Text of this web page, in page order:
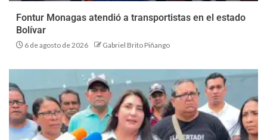
Fontur Monagas atendió a transportistas en el estado
Bolívar
6 de agosto de 2026 Gabriel Brito Piñango